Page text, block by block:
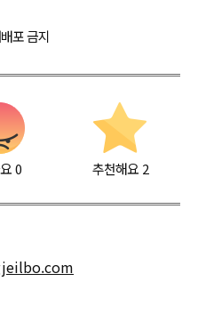
포 금지
0 추천해요 2